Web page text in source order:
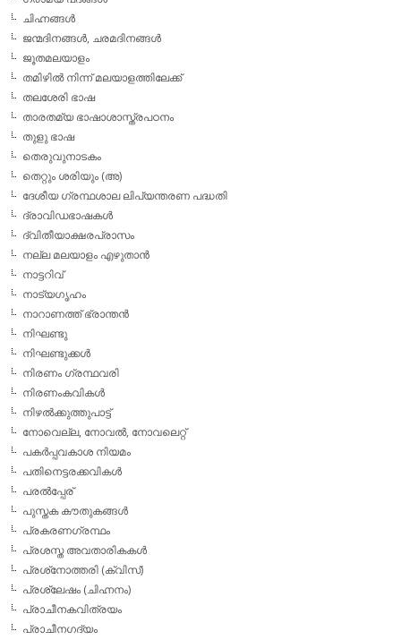
ചിഹ്നങ്ങള്‍
ജന്മദിനങ്ങള്‍, ചരമദിനങ്ങള്‍
ജൂതമലയാളം
തമിഴില്‍ നിന്ന് മലയാളത്തിലേക്ക്
തലശേരി ഭാഷ
താരതമ്യ ഭാഷാശാസ്ത്രപഠനം
തുളു ഭാഷ
തെരുവുനാടകം
തെറ്റും ശരിയും (അ)
ദേശീയ ഗ്രന്ഥശാല ലിപ്യന്തരണ പദ്ധതി
ദ്രാവിഡഭാഷകള്‍
ദ്വിതീയാക്ഷരപ്രാസം
നല്ല മലയാളം എഴുതാന്‍
നാട്ടറിവ്
നാട്യഗൃഹം
നാറാണത്ത് ഭ്രാന്തന്‍
നിഘണ്ടു
നിഘണ്ടുക്കള്‍
നിരണം ഗ്രന്ഥവരി
നിരണംകവികള്‍
നിഴല്‍ക്കുത്തുപാട്ട്
നോവെല്ല, നോവല്‍, നോവലെറ്റ്
പകര്‍പ്പവകാശ നിയമം
പതിനെട്ടരക്കവികള്‍
പരല്‍പ്പേര്
പുസ്തക കൗതുകങ്ങള്‍
പ്രകരണഗ്രന്ഥം
പ്രശസ്ത അവതാരികകള്‍
പ്രശ്‌നോത്തരി (ക്വിസ്)
പ്രശ്ലേഷം (ചിഹ്നനം)
പ്രാചീനകവിത്രയം
പ്രാചീനഗദ്യം